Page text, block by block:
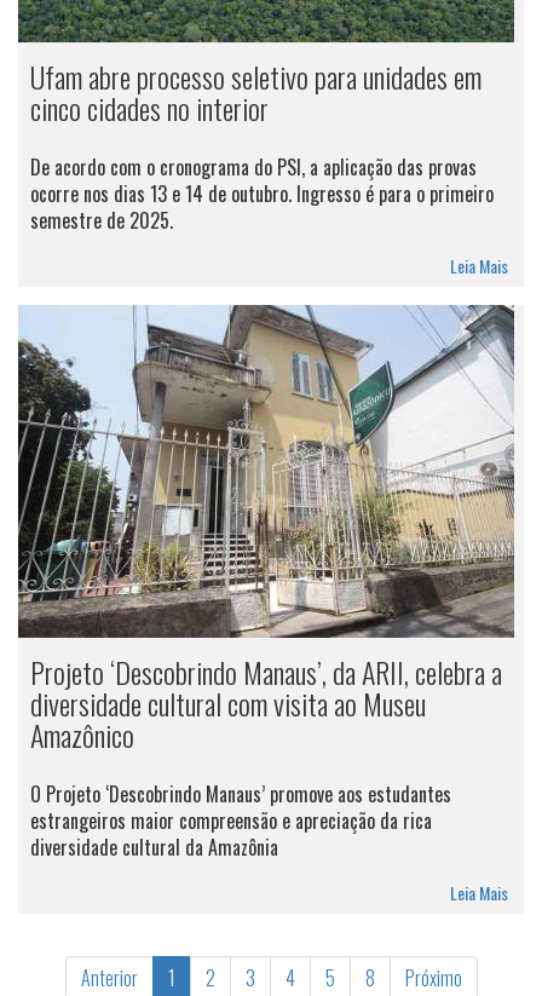
Ufam abre processo seletivo para unidades em
cinco cidades no interior
De acordo com o cronograma do PSI, a aplicação das provas
ocorre nos dias 13 e 14 de outubro. Ingresso é para o primeiro
semestre de 2025.
Leia Mais
Projeto ‘Descobrindo Manaus’, da ARII, celebra a
diversidade cultural com visita ao Museu
Amazônico
O Projeto ‘Descobrindo Manaus’ promove aos estudantes
estrangeiros maior compreensão e apreciação da rica
diversidade cultural da Amazônia
Leia Mais
Anterior 1 2 3 4 5 8 Próximo